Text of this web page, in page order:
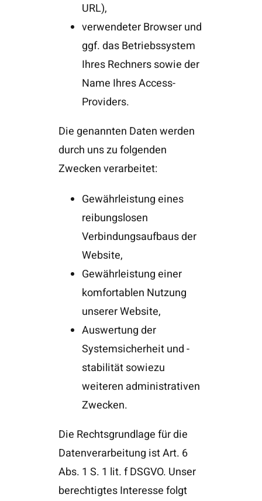
URL),
verwendeter Browser und
ggf. das Betriebssystem
Ihres Rechners sowie der
Name Ihres Access-
Providers.
Die genannten Daten werden
durch uns zu folgenden
Zwecken verarbeitet:
Gewährleistung eines
reibungslosen
Verbindungsaufbaus der
Website,
Gewährleistung einer
komfortablen Nutzung
unserer Website,
Auswertung der
Systemsicherheit und -
stabilität sowiezu
weiteren administrativen
Zwecken.
Die Rechtsgrundlage für die
Datenverarbeitung ist Art. 6
Abs. 1 S. 1 lit. f DSGVO. Unser
berechtigtes Interesse folgt